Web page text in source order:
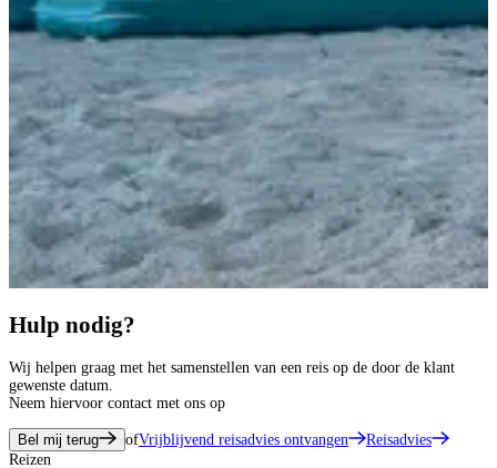
Hulp nodig?
Wij helpen graag met het samenstellen van een reis op de door de klant
gewenste datum.
Neem hiervoor contact met ons op
Bel mij terug ofVrijblijvend reisadvies ontvangen
Reisadvies
Reizen